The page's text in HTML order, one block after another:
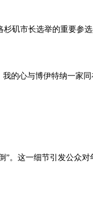
矶市长选举的重要参
的心与博伊特纳一家同
。这一细节引发公众